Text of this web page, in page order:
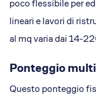
poco flessibile per
lineari e lavori di
al mq varia dai 14-
Ponteggio
Questo ponteggio